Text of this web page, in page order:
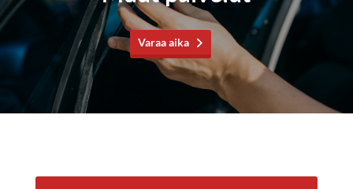
Varaa aika